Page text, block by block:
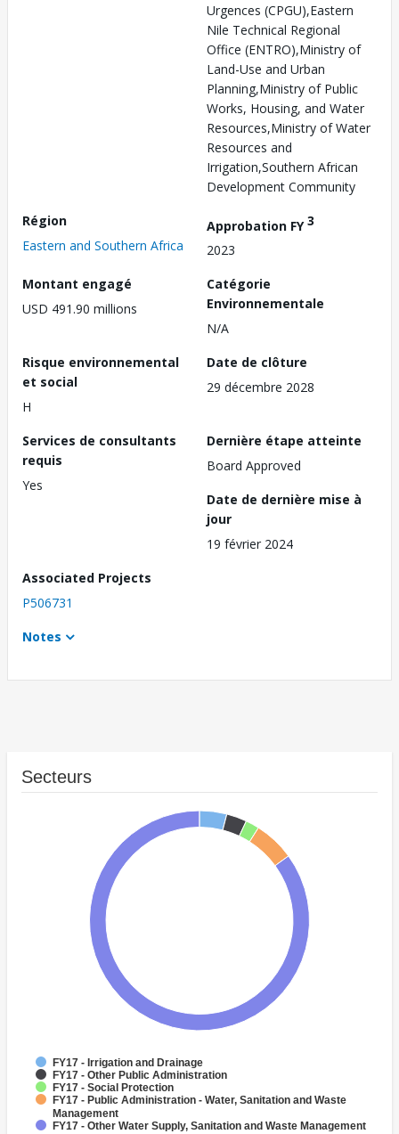
Urgences (CPGU),Eastern
Nile Technical Regional
Office (ENTRO),Ministry of
Land-Use and Urban
Planning,Ministry of Public
Works, Housing, and Water
Resources,Ministry of Water
Resources and
Irrigation,Southern African
Development Community
Région
Eastern and Southern Africa
Approbation FY3
2023
Montant engagé
USD 491.90 millions
Catégorie
Environnementale
N/A
Risque environnemental
et social
H
Date de clôture
29 décembre 2028
Services de consultants
requis
Yes
Dernière étape atteinte
Board Approved
Date de dernière mise à
jour
19 février 2024
Associated Projects
P506731
Notes
Secteurs
FY17 - Irrigation and Drainage
FY17 - Other Public Administration
FY17 - Social Protection
FY17 - Public Administration - Water, Sanitation and Waste
Management
FY17 - Other Water Supply, Sanitation and Waste Management